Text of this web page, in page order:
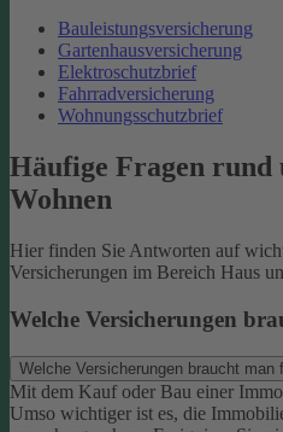
Bauleistungsversicherung
Gartenhausversicherung
Elektroschutzbrief
Fahrradversicherung
Wohnungsschutzbrief
Häufige Fragen rund
Wohnen
Hier finden Sie Antworten auf
Versicherungen im Bereich Haus
Welche Versicherungen
Welche Versicherungen braucht man
Mit dem Kauf oder Bau einer
Umso wichtiger ist es, die